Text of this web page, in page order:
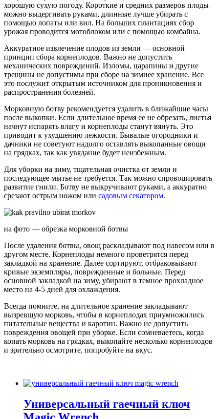
хорошую сухую погоду. Короткие и средних размеров плоды
можно выдергивать руками, длинные лучше убирать с
помощью лопаты или вил. На больших плантациях сбор
урожая проводится мотоблоком или с помощью комбайна.
Аккуратное извлечение плодов из земли — основной
принцип сбора корнеплодов. Важно не допустить
механических повреждений. Изломы, царапины и другие
трещины не допустимы при сборе на зимнее хранение. Все
это послужит открытым источником для проникновения и
распространения болезней.
Морковную ботву рекомендуется удалить в ближайшие часы
после выкопки. Если длительное время ее не обрезать, листья
начнут испарять влагу и корнеплоды станут вянуть. Это
приводит к ухудшению лежкости. Бывалые огородники и
дачники не советуют надолго оставлять выкопанные овощи
на грядках, так как увядание будет неизбежным.
Для уборки на зиму, тщательная очистка от земли и
последующее мытье не требуется. Так можно спровоцировать
развитие гнили. Ботву не выкручивают руками, а аккуратно
срезают острым ножом или садовым секатором.
на фото — обрезка морковной ботвы
После удаления ботвы, овощ раскладывают под навесом или в
другом месте. Корнеплоды немного проветрятся перед
закладкой на хранение. Далее сортируют, отбраковывают
кривые экземпляры, поврежденные и больные. Перед
основной закладкой на зиму, убирают в темное прохладное
место на 4-5 дней для охлаждения.
Всегда помните, на длительное хранение закладывают
вызревшую морковь, чтобы в корнеплодах приумножились
питательные вещества и каротин. Важно не допустить
повреждения овощей при уборке. Если сомневаетесь, когда
копать морковь на грядках, выкопайте несколько корнеплодов
и зрительно осмотрите, попробуйте на вкус.
Универсальный гаечный ключ